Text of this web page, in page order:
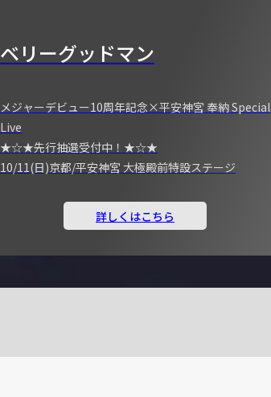
ベリーグッドマン
メジャーデビュー10周年記念×平安神宮 奉納 Special
Live
★☆★先行抽選受付中！★☆★
10/11(日)京都/平安神宮 大極殿前特設ステージ
詳しくはこちら